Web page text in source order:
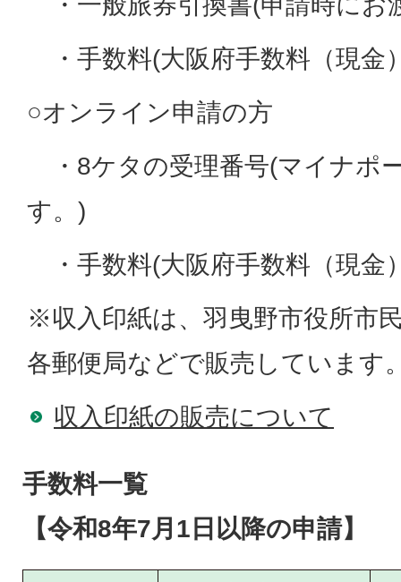
・手数料(大阪府手数料（現
○オンライン申請の方
・8ケタの受理番号(マイナポ
す。)
・手数料(大阪府手数料（現
※収入印紙は、羽曳野市役所市
各郵便局などで販売しています
収入印紙の販売について
手数料一覧
【令和8年7月1日以降の申請】